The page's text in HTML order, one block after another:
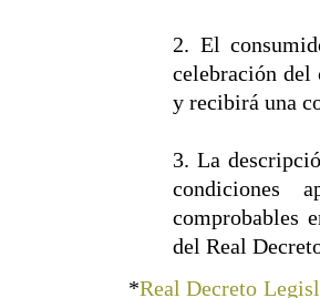
2. El
celebración del
y recibirá una
3. La
condiciones
comprobables
del Real
*Real Decreto